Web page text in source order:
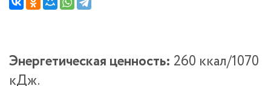
Энергетическая ценность: 260 ккал/1070
кДж.